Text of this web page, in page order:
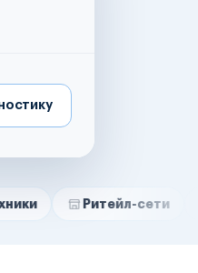
Ритейл-сети